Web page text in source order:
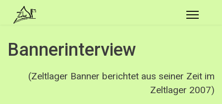
Bannerinterview
(Zeltlager Banner berichtet aus seiner Zeit im
Zeltlager 2007)